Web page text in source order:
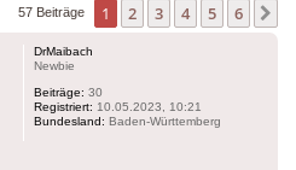
57 Beiträge 1 2 3 4 5 6
DrMaibach
Newbie
Beiträge: 30
Registriert: 10.05.2023, 10:21
Bundesland: Baden-Württemberg